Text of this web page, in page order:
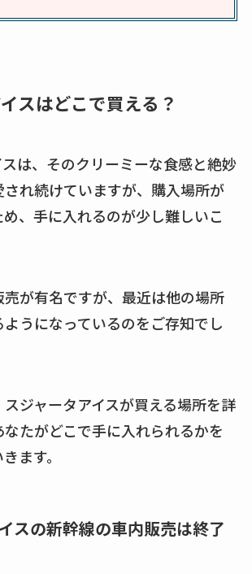
キーピング販売終了
ない？売ってる場所
は？代わりの代用品
も調査
てる？薬局やイオン
は？おすすめや効果
も調査
スはどこで買える？
は、そのクリーミーな食感と絶妙
れ続けていますが、購入場所が
、手に入れるのが少し難しいこ
が有名ですが、最近は他の場所
うになっているのをご存知でし
ジャータアイスが買える場所を詳
なたがどこで手に入れられるかを
ます。
スの新幹線の車内販売は終了